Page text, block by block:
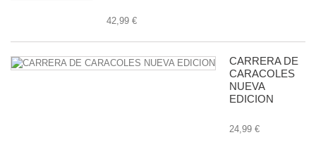
42,99 €
CARRERA DE
CARACOLES
NUEVA
EDICION
24,99 €